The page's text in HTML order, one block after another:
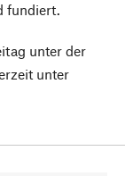
fundiert.
unter der
unter